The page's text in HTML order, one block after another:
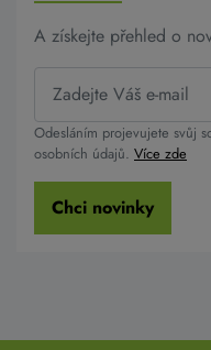
A získejte přehled o
Odesláním projevujete svůj
osobních údajů. Více zde
Chci novinky